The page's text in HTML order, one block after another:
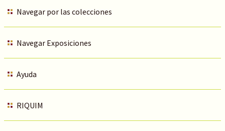
Navegar por las colecciones
Navegar Exposiciones
Ayuda
RIQUIM